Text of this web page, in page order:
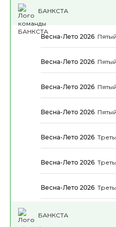
БАНКСТА
Весна-Лето 2026.
Весна-Лето 2026.
Весна-Лето 2026.
Весна-Лето 2026.
Весна-Лето 2026.
Весна-Лето 2026.
Весна-Лето 2026.
БАНКСТА